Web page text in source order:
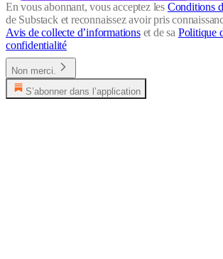
En vous abonnant, vous acceptez les Conditions
de Substack et reconnaissez avoir pris
Avis de collecte d’informationset de sa Politique
confidentialité
Non merci.
S’abonner dans l’application